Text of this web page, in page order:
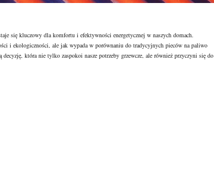
się kluczowy dla komfortu i efektywności energetycznej w naszych domach.
i ekologiczności, ale jak wypada w porównaniu do tradycyjnych pieców na paliwo
która nie tylko zaspokoi nasze potrzeby grzewcze, ale również przyczyni się do